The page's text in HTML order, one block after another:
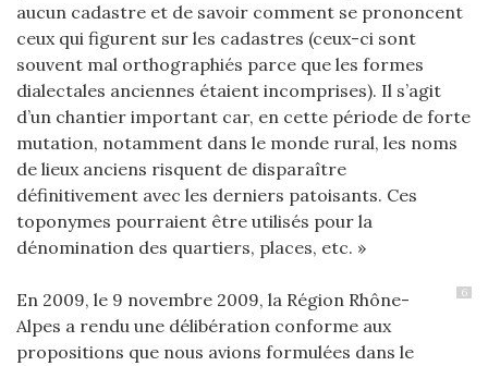
aucun cadastre et de savoir comment se prononcent
ceux qui figurent sur les cadastres (ceux-ci sont
souvent mal orthographiés parce que les formes
dialectales anciennes étaient incomprises). Il s’agit
d’un chantier important car, en cette période de forte
mutation, notamment dans le monde rural, les noms
de lieux anciens risquent de disparaître
définitivement avec les derniers patoisants. Ces
toponymes pourraient être utilisés pour la
dénomination des quartiers, places, etc. »
6
En 2009, le 9 novembre 2009, la Région Rhône-
Alpes a rendu une délibération conforme aux
propositions que nous avions formulées dans le